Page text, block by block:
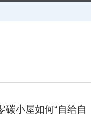
碳小屋如何“自给自